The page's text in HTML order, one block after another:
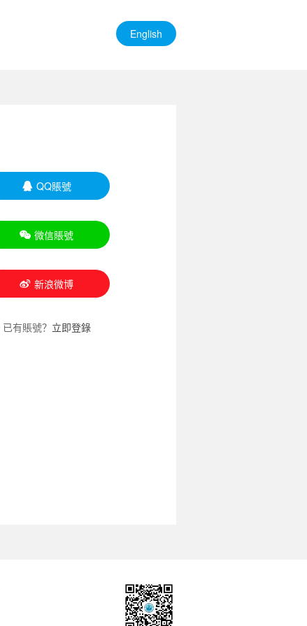
English
 QQ賬號
 微信賬號
 新浪微博
已有賬號？ 立即登錄